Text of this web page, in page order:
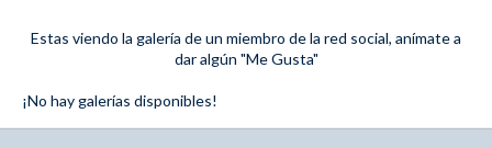
Estas viendo la galería de un miembro de la red social, anímate a
dar algún "Me Gusta"
¡No hay galerías disponibles!